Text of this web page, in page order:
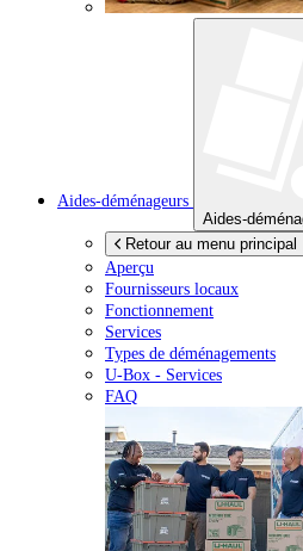
Aides-déménageurs
Aides-
Retour au menu principal
Aperçu
Fournisseurs locaux
Fonctionnement
Services
Types de déménagements
U-Box - Services
FAQ